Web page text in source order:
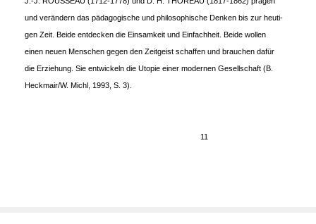
11
und verändern das pädagogische und philosophische Denken bis zur heuti-
gen Zeit. Beide entdecken die Einsamkeit und Einfachheit. Beide wollen
einen neuen Menschen gegen den Zeitgeist schaffen und brauchen dafür
die Erziehung. Sie entwickeln die Utopie einer modernen Gesellschaft (B.
Heckmair/W. Michl, 1993, S. 3).